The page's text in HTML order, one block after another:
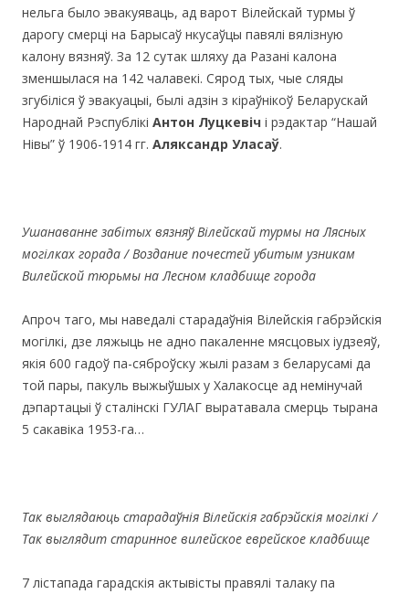
нельга было эвакуяваць, ад варот Вілейскай турмы ў
дарогу смерці на Барысаў нкусаўцы павялі вялізную
калону вязняў. За 12 сутак шляху да Разані калона
зменшылася на 142 чалавекі. Сярод тых, чые сляды
згубіліся ў эвакуацыі, былі адзін з кіраўнікоў Беларускай
Народнай Рэспублікі Антон Луцкевіч і рэдактар “Нашай
Нівы” ў 1906-1914 гг. Аляксандр Уласаў.
Ушанаванне забітых вязняў Вілейскай турмы на Лясных
могілках горада / Воздание почестей убитым узникам
Вилейской тюрьмы на Лесном кладбище города
Апроч таго, мы наведалі старадаўнія Вілейскія габрэйскія
могілкі, дзе ляжыць не адно пакаленне мясцовых іудзеяў,
якія 600 гадоў па-сяброўску жылі разам з беларусамі да
той пары, пакуль выжыўшых у Халакосце ад немінучай
дэпартацыі ў сталінскі ГУЛАГ выратавала смерць тырана
5 сакавіка 1953-га…
Так выглядаюць старадаўнія Вілейскія габрэйскія могілкі /
Так выглядит старинное вилейское еврейское кладбище
7 лістапада гарадскія актывісты правялі талаку па